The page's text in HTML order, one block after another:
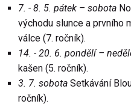
7. - 8. 5. pátek – sobota
východu slunce a prvního
válce (7. ročník).
14. - 20. 6. pondělí –
kašen (5. ročník).
3. 7. sobota Setkávání
ročník).